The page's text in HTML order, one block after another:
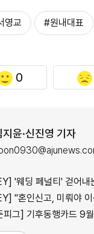
영교 #원내대표
0
지윤·신진영 기자
페널티' 걷어내는 정부…대출·
인신고, 미뤄야 이득?"…대출
동행카드 9월까지 연장…'모두의카